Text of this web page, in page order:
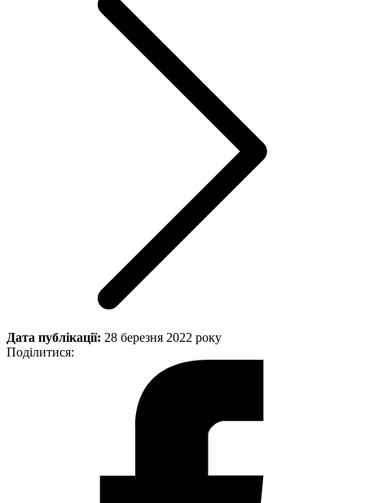
Дата публікації: 28 березня 2022 року
Поділитися: